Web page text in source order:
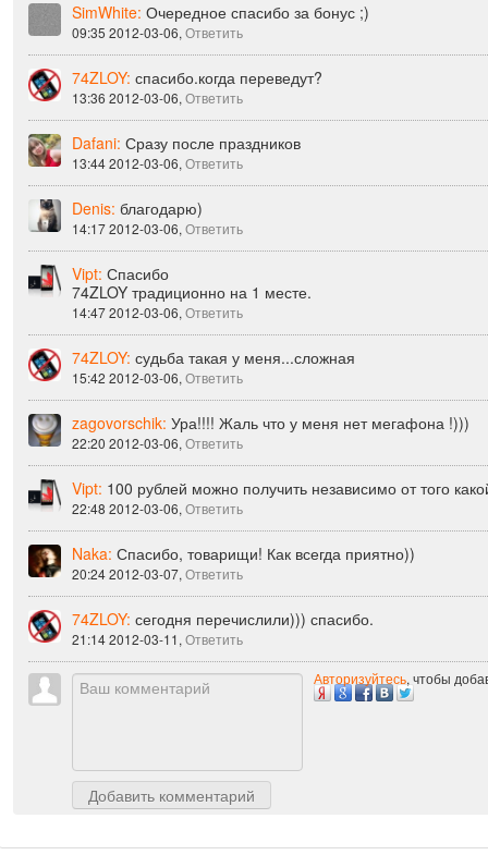
SimWhite: Очередное спасибо за бонус ;)
09:35 2012-03-06, Ответить
74ZLOY: спасибо.когда переведут?
13:36 2012-03-06, Ответить
Dafani: Сразу после праздников
13:44 2012-03-06, Ответить
Denis: благодарю)
14:17 2012-03-06, Ответить
Vipt: Спасибо
74ZLOY традиционно на 1 месте.
14:47 2012-03-06, Ответить
74ZLOY: судьба такая у меня...сложная
15:42 2012-03-06, Ответить
zagovorschik: Ура!!!! Жаль что у меня нет мегафона !)))
22:20 2012-03-06, Ответить
Vipt: 100 рублей можно получить независимо от того
22:48 2012-03-06, Ответить
Naka: Спасибо, товарищи! Как всегда приятно))
20:24 2012-03-07, Ответить
74ZLOY: сегодня перечислили))) спасибо.
21:14 2012-03-11, Ответить
Добавить комментарий
Авторизуйтесь, чтобы